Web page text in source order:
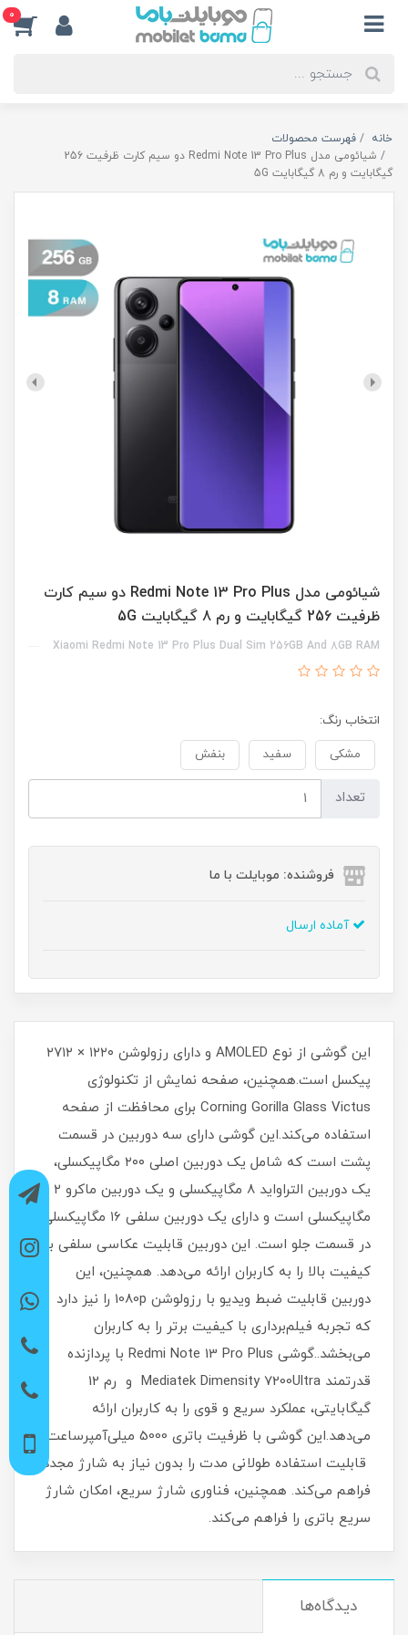
0
خانه
فهرست محصولات
شیائومی مدل Redmi Note 13 Pro Plus دو سیم کارت ظرفیت 256
گیگابایت و رم 8 گیگابایت 5G
شیائومی مدل Redmi Note 13 Pro Plus دو سیم کارت
ظرفیت 256 گیگابایت و رم 8 گیگابایت 5G
Xiaomi Redmi Note 13 Pro Plus Dual Sim 256GB And 8GB RAM
انتخاب رنگ:
مشکی سفید بنفش
تعداد
فروشنده: موبایلت با ما
آماده ارسال
این گوشی از نوع AMOLED و دارای رزولوشن ۱۲۲۰ × ۲۷۱۲
پیکسل است.همچنین، صفحه نمایش از تکنولوژی
Corning Gorilla Glass Victus برای محافظت از صفحه
استفاده می‌کند.این گوشی دارای سه دوربین در قسمت
پشت است که شامل یک دوربین اصلی ۲۰۰ مگاپیکسلی،
یک دوربین التراواید 8 مگاپیکسلی و یک دوربین ماکرو ۲
مگاپیکسلی است و دارای یک دوربین سلفی ۱۶ مگاپیکسلی
در قسمت جلو است. این دوربین قابلیت عکاسی سلفی با
کیفیت بالا را به کاربران ارائه می‌دهد. همچنین، این
دوربین قابلیت ضبط ویدیو با رزولوشن 1080p را نیز دارد
که تجربه فیلم‌برداری با کیفیت برتر را به کاربران
می‌بخشد..گوشی Redmi Note 13 Pro Plus با پردازنده
قدرتمند Mediatek Dimensity 7200Ultra و رم 12
گیگابایتی، عملکرد سریع و قوی را به کاربران ارائه
می‌دهد.این گوشی با ظرفیت باتری 5000 میلی‌آمپر‌ساعت،
قابلیت استفاده طولانی مدت را بدون نیاز به شارژ مجدد
فراهم می‌کند. همچنین، فناوری شارژ سریع، امکان شارژ
سریع باتری را فراهم می‌کند.
دیدگاه‌ها